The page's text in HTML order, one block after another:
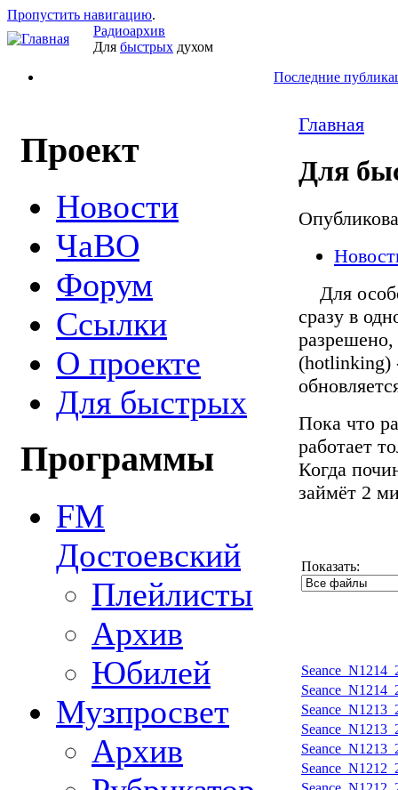
Пропустить навигацию.
Радиоархив
Для быстрых духом
Последние
Проект
Новости
ЧаВО
Форум
Ссылки
О проекте
Для быстрых
Программы
FM
Достоевский
Плейлисты
Архив
Юбилей
Музпросвет
Архив
Главная
Для
Для
сразу в
(hotlinking)
Пока что
работает
Когда
займёт 2
Показать: